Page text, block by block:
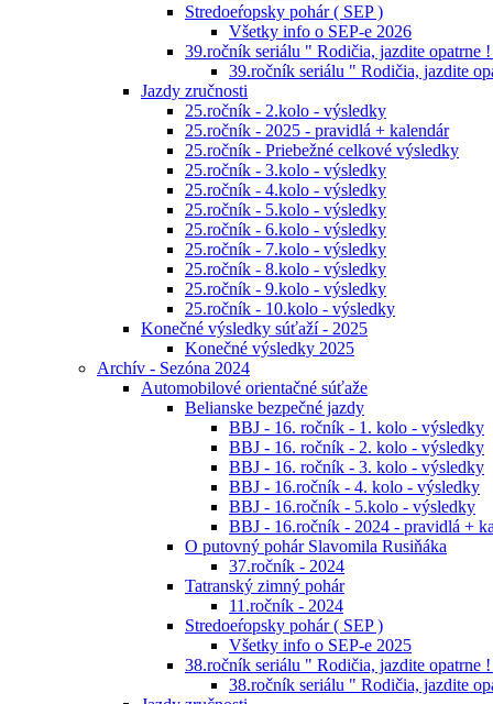
Stredoeŕopsky pohár ( SEP )
Všetky info o SEP-e 2026
39.ročník seriálu " Rodičia, jazdite opatrne
39.ročník seriálu " Rodičia, jazdite
Jazdy zručnosti
25.ročník - 2.kolo - výsledky
25.ročník - 2025 - pravidlá + kalendár
25.ročník - Priebežné celkové výsledky
25.ročník - 3.kolo - výsledky
25.ročník - 4.kolo - výsledky
25.ročník - 5.kolo - výsledky
25.ročník - 6.kolo - výsledky
25.ročník - 7.kolo - výsledky
25.ročník - 8.kolo - výsledky
25.ročník - 9.kolo - výsledky
25.ročník - 10.kolo - výsledky
Konečné výsledky súťaží - 2025
Konečné výsledky 2025
Archív - Sezóna 2024
Automobilové orientačné súťaže
Belianske bezpečné jazdy
BBJ - 16. ročník - 1. kolo - výsledky
BBJ - 16. ročník - 2. kolo - výsledky
BBJ - 16. ročník - 3. kolo - výsledky
BBJ - 16.ročník - 4. kolo - výsledky
BBJ - 16.ročník - 5.kolo - výsledky
BBJ - 16.ročník - 2024 - pravidlá +
O putovný pohár Slavomila Rusiňáka
37.ročník - 2024
Tatranský zimný pohár
11.ročník - 2024
Stredoeŕopsky pohár ( SEP )
Všetky info o SEP-e 2025
38.ročník seriálu " Rodičia, jazdite opatrne
38.ročník seriálu " Rodičia, jazdite